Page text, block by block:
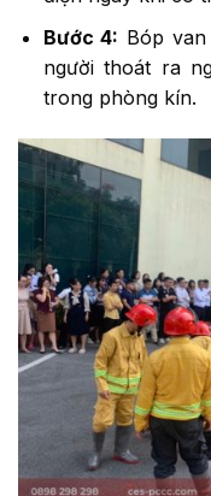
Bước 4: Bóp
người thoát ra
trong phòng kín.